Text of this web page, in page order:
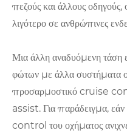
πεζούς και άλλους οδηγούς,
λιγότερο σε ανθρώπινες
Μια άλλη αναδυόμενη τάση
φώτων με άλλα συστήματα
προσαρμοστικό cruise
assist. Για παράδειγμα,
control του οχήματος